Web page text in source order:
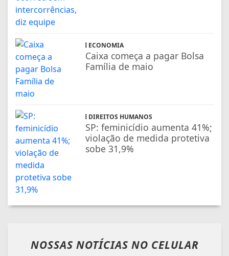
ECONOMIA
Caixa começa a pagar Bolsa
Família de maio
DIREITOS HUMANOS
SP: feminicídio aumenta 41%;
violação de medida protetiva
sobe 31,9%
NOSSAS NOTÍCIAS NO CELULAR